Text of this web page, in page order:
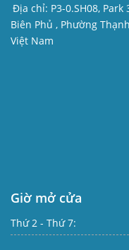
Địa chỉ: P3-0.SH08,
Biên Phủ , Phường
Việt Nam
Giờ mở cửa
Thứ 2 - Thứ 7: